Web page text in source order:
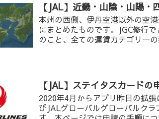
【JAL】近畿・山陰・山陽・
本州の西側、伊丹空港以外の空
にまとめたものです。JGC修行
のこと、全ての運賃カテゴリー
【JAL】ステイタスカードの
2020年4月からアプリ昨日の拡
びJALグローバルグローバルク